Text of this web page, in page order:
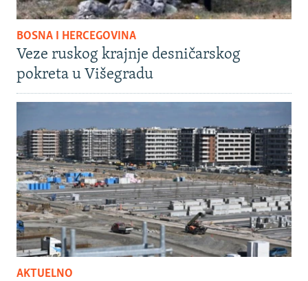
BOSNA I HERCEGOVINA
Veze ruskog krajnje desničarskog
pokreta u Višegradu
AKTUELNO